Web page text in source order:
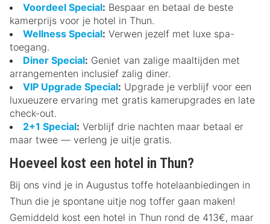
Voordeel Special: Bespaar en betaal de beste
kamerprijs voor je hotel in Thun.
Wellness Special: Verwen jezelf met luxe spa-
toegang.
Diner Special: Geniet van zalige maaltijden met
arrangementen inclusief zalig diner.
VIP Upgrade Special: Upgrade je verblijf voor een
luxueuzere ervaring met gratis kamerupgrades en late
check-out.
2+1 Special: Verblijf drie nachten maar betaal er
maar twee — verleng je uitje gratis.
Hoeveel kost een hotel in Thun?
Bij ons vind je in Augustus toffe hotelaanbiedingen in
Thun die je spontane uitje nog toffer gaan maken!
Gemiddeld kost een hotel in Thun rond de 413€, maar